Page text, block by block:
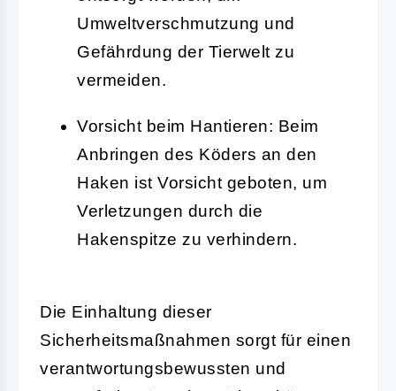
Umweltverschmutzung und
Gefährdung der Tierwelt zu
vermeiden.
Vorsicht beim Hantieren: Beim
Anbringen des Köders an den
Haken ist Vorsicht geboten, um
Verletzungen durch die
Hakenspitze zu verhindern.
Die Einhaltung dieser
Sicherheitsmaßnahmen sorgt für einen
verantwortungsbewussten und